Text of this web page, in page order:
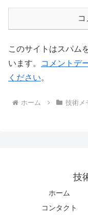
このサイトはスパム
います。
コメントデ
ください。
ホーム 技術メ
技
ホーム
コンタクト